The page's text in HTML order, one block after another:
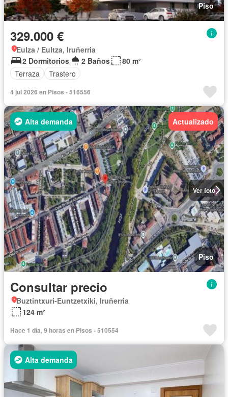
Piso
329.000 €
Eulza / Eultza, Iruñerria
2 Dormitorios
2 Baños
80 m²
Terraza
Trastero
4 jul 2026 en Pisos - 516556
Ver foto
Alta demanda Actualizado
Piso
Consultar precio
Buztintxuri-Euntzetxiki, Iruñerria
124 m²
Hace 1 día, 9 horas en Pisos - 510554
Alta demanda